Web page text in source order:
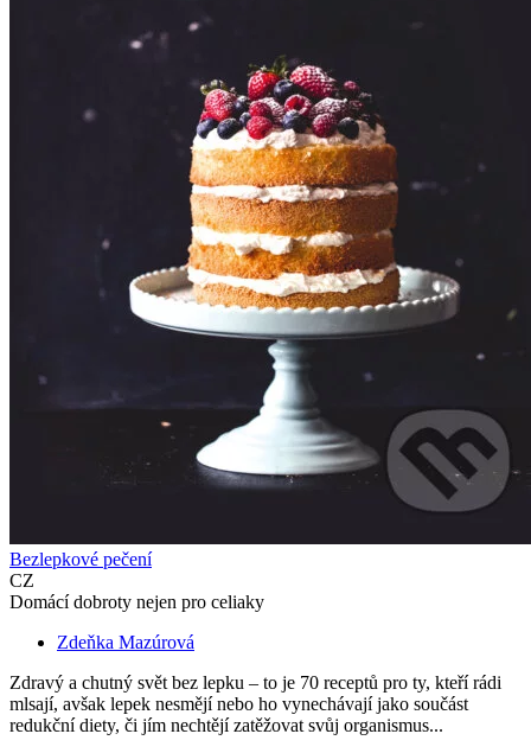
Bezlepkové pečení
CZ
Domácí dobroty nejen pro celiaky
Zdeňka Mazúrová
Zdravý a chutný svět bez lepku – to je 70 receptů pro ty, kteří rádi
mlsají, avšak lepek nesmějí nebo ho vynechávají jako součást
redukční diety, či jím nechtějí zatěžovat svůj organismus...